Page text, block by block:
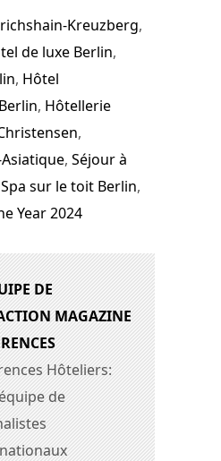
Kreuzberg,
de luxe Berlin,
, Hôtel
, Hôtellerie
,
, Séjour à
Spa sur le toit Berlin,
Year 2024
DE
MAGAZINE
Hôteliers:
de